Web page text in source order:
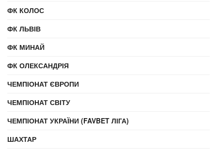
ФК КОЛОС
ФК ЛЬВІВ
ФК МИНАЙ
ФК ОЛЕКСАНДРІЯ
ЧЕМПІОНАТ ЄВРОПИ
ЧЕМПІОНАТ СВІТУ
ЧЕМПІОНАТ УКРАЇНИ (FAVBET ЛІГА)
ШАХТАР